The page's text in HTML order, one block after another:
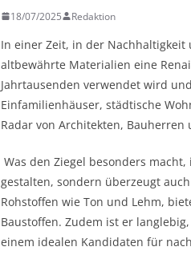
18/07/2025 Redaktion
In einer Zeit, in der Nachhaltigkeit
altbewährte Materialien eine
Jahrtausenden verwendet wird
Einfamilienhäuser, städtische
Radar von Architekten, Bauherren
Was den Ziegel besonders
gestalten, sondern überzeugt
Rohstoffen wie Ton und Lehm,
Baustoffen. Zudem ist er
einem idealen Kandidaten für